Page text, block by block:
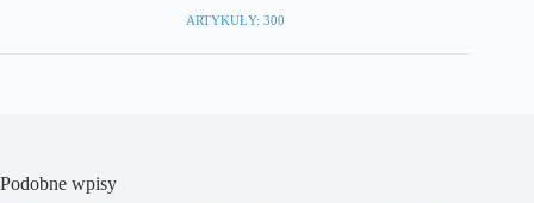
ARTYKUŁY: 300
Podobne wpisy